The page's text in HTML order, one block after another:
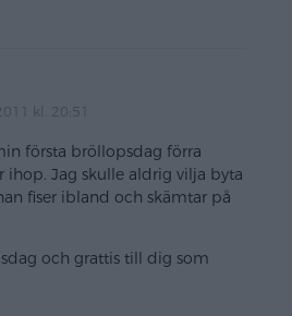
kl. 20:51
första bröllopsdag förra
ihop. Jag skulle aldrig vilja byta
fiser ibland och skämtar på
och grattis till dig som